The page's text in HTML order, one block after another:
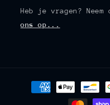
Heb je vragen?
ons op...
Betaalmethoden